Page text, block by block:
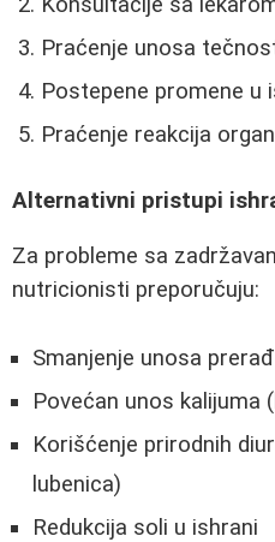
Praćenje unosa
Postepene promene u
Praćenje reakcija
Alternativni pristupi
Za probleme sa
nutricionisti preporučuju:
Smanjenje unosa
Povećan unos kalijuma
Korišćenje prirodnih
lubenica)
Redukcija soli u ishrani